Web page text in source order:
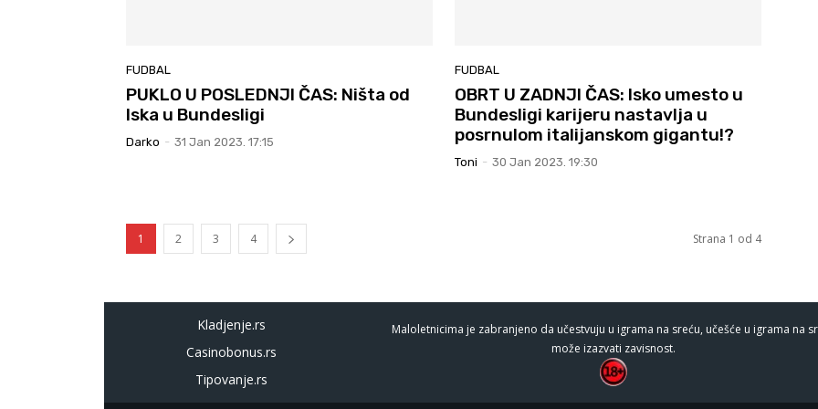
FUDBAL
PUKLO U POSLEDNJI ČAS: Ništa od
Iska u Bundesligi
Darko - 31 Jan 2023. 17:15
FUDBAL
OBRT U ZADNJI ČAS: Isko umesto u
Bundesligi karijeru nastavlja u
posrnulom italijanskom gigantu!?
Toni - 30 Jan 2023. 19:30
1 2 3 4 Strana 1 od 4
Kladjenje.rs
Casinobonus.rs
Tipovanje.rs
Maloletnicima je zabranjeno da učestvuju u igrama na sreću, učešće u igrama na
može izazvati zavisnost.